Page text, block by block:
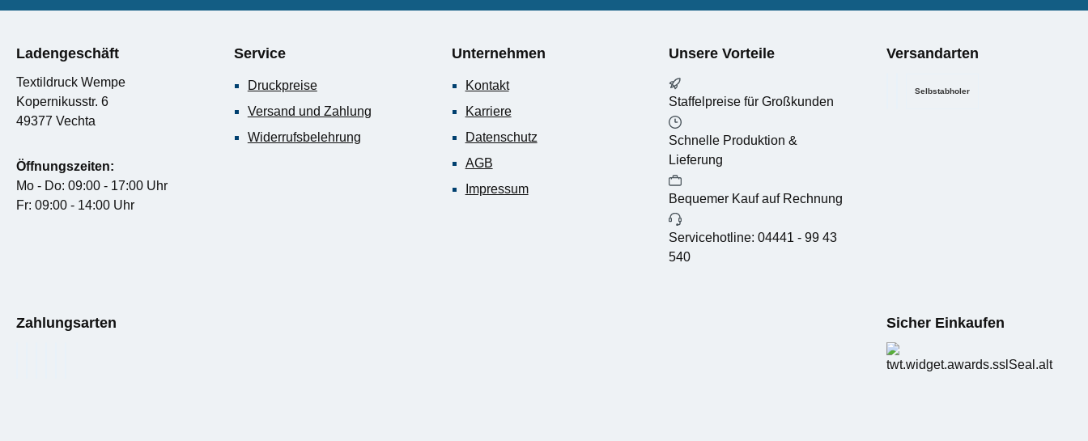
Ladengeschäft
Textildruck Wempe
Kopernikusstr. 6
49377 Vechta
Öffnungszeiten:
Mo - Do: 09:00 - 17:00 Uhr
Fr: 09:00 - 14:00 Uhr
Service
Druckpreise
Versand und Zahlung
Widerrufsbelehrung
Unternehmen
Kontakt
Karriere
Datenschutz
AGB
Impressum
Unsere Vorteile
Staffelpreise für Großkunden
Schnelle Produktion &
Lieferung
Bequemer Kauf auf Rechnung
Servicehotline: 04441 - 99 43
540
Versandarten
Selbstabholer
Zahlungsarten Sicher Einkaufen